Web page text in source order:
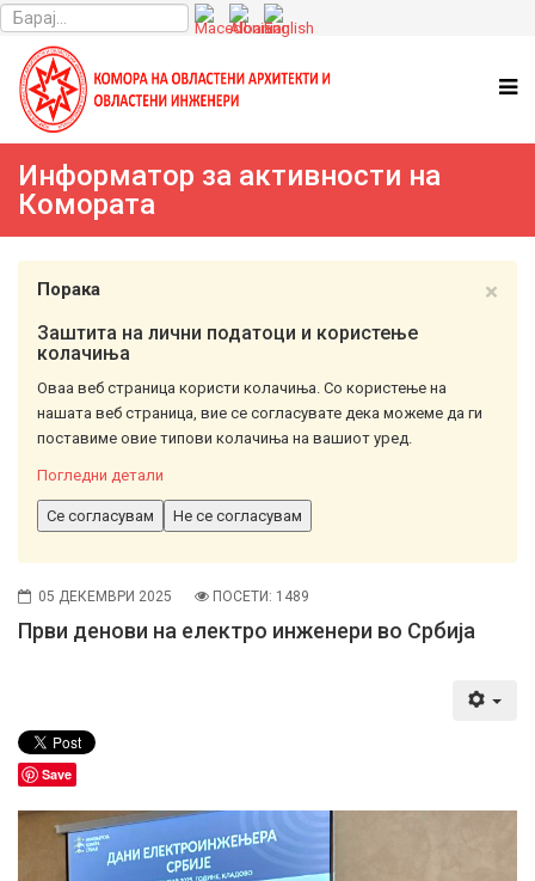
Информатор за активности на
Комората
×
Порака
Заштита на лични податоци и користење
колачиња
Оваа веб страница користи колачиња. Со користење на
нашата веб страница, вие се согласувате дека можеме да ги
поставиме овие типови колачиња на вашиот уред.
Погледни детали
Се согласувам Не се согласувам
05 ДЕКЕМВРИ 2025 ПОСЕТИ: 1489
Први денови на електро инженери во Србија
Save